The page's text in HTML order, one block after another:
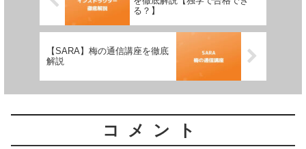
る？】
【SARA】梅の通信講座を徹底
解説
コメント